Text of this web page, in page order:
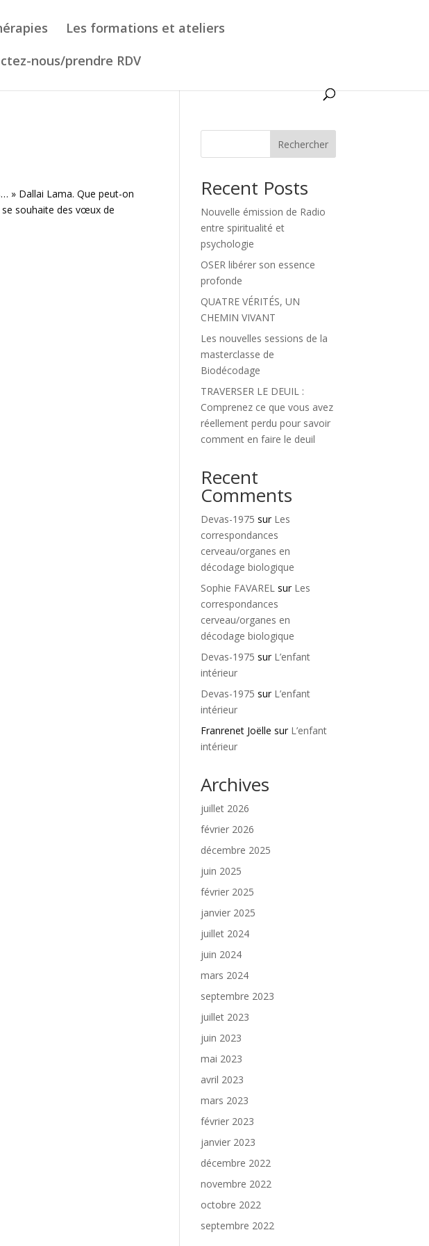
Les formations et ateliers
nous/prendre RDV
» Dallai Lama. Que peut-on
se souhaite des vœux de
Rechercher
Recent Posts
Nouvelle émission de Radio
entre spiritualité et
psychologie
OSER libérer son essence
profonde
QUATRE VÉRITÉS, UN
CHEMIN VIVANT
Les nouvelles sessions de la
masterclasse de
Biodécodage
TRAVERSER LE DEUIL :
Comprenez ce que vous avez
réellement perdu pour savoir
comment en faire le deuil
Recent
Comments
Devas-1975 sur Les
correspondances
cerveau/organes en
décodage biologique
Sophie FAVAREL sur Les
correspondances
cerveau/organes en
décodage biologique
Devas-1975 sur L’enfant
intérieur
Devas-1975 sur L’enfant
intérieur
Franrenet Joëlle sur L’enfant
intérieur
Archives
juillet 2026
février 2026
décembre 2025
juin 2025
février 2025
janvier 2025
juillet 2024
juin 2024
mars 2024
septembre 2023
juillet 2023
juin 2023
mai 2023
avril 2023
mars 2023
février 2023
janvier 2023
décembre 2022
novembre 2022
octobre 2022
septembre 2022